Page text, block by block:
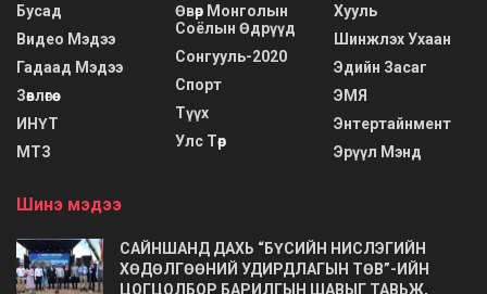
Бусад
Видео Мэдээ
Гадаад Мэдээ
Зөвлөгөө
ИНҮТ
МТЗ
Өвөр Монголын
Соёлын Өдрүүд
Сонгууль-2020
Спорт
Түүх
Улс Төр
Хууль
Шинжлэх Ухаан
Эдийн Засаг
ЭМЯ
Энтертайнмент
Эрүүл Мэнд
Шинэ мэдээ
САЙНШАНД ДАХЬ “БҮСИЙН НИСЛЭГИЙН
ХӨДӨЛГӨӨНИЙ УДИРДЛАГЫН ТӨВ”-ИЙН
ЦОГЦОЛБОР БАРИЛГЫН ШАВЫГ ТАВЬЖ,